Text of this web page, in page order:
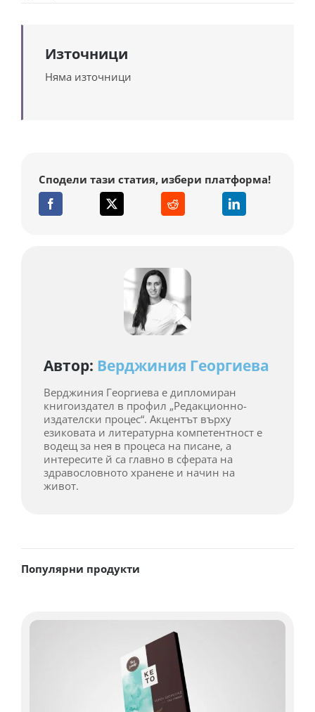
Източници
Няма източници
Сподели тази статия, избери платформа!
Популярни продукти
Автор: Верджиния Георгиева
Верджиния Георгиева е дипломиран
книгоиздател в профил „Редакционно-
издателски процес“. Акцентът върху
езиковата и литературна компетентност е
водещ за нея в процеса на писане, а
интересите й са главно в сферата на
здравословното хранене и начин на
живот.